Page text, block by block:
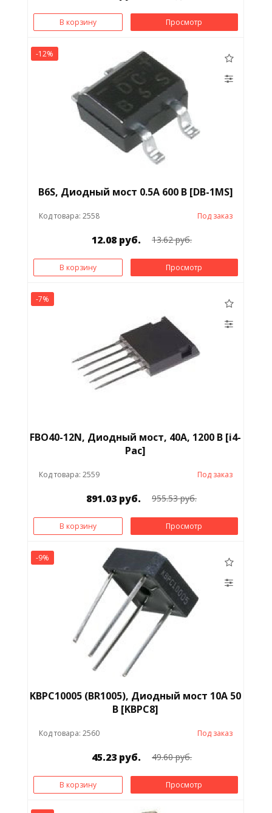
В корзину Просмотр
-12%
B6S, Диодный мост 0.5А 600 В [DB-1MS]
Код товара: 2558 Под заказ
12.08 руб. 13.62 руб.
В корзину Просмотр
-7%
FBO40-12N, Диодный мост, 40А, 1200 В [i4-
Pac]
Код товара: 2559 Под заказ
891.03 руб. 955.53 руб.
В корзину Просмотр
-9%
KBPC10005 (BR1005), Диодный мост 10А 50
В [KBPC8]
Код товара: 2560 Под заказ
45.23 руб. 49.60 руб.
В корзину Просмотр